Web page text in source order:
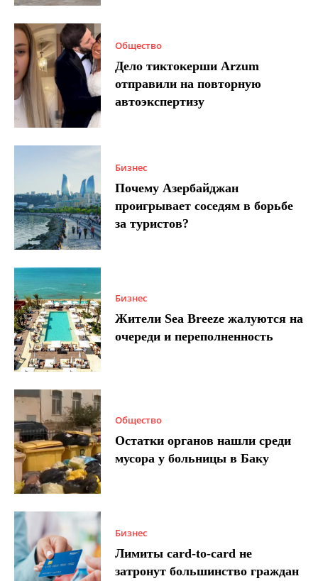
Общество
Дело тиктокерши Arzum
отправили на повторную
автоэкспертизу
Бизнес
Почему Азербайджан
проигрывает соседям в борьбе
за туристов?
Бизнес
Жители Sea Breeze жалуются на
очереди и переполненность
Общество
Остатки органов нашли среди
мусора у больницы в Баку
Бизнес
Лимиты card-to-card не
затронут большинство граждан